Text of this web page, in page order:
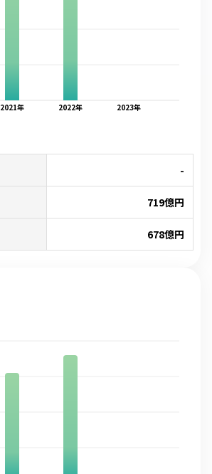
2021年 2022年 2023年
-
719億円
678億円